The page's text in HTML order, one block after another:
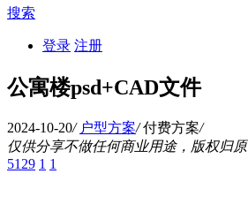
搜索
登录 注册
公寓楼psd+CAD文件
2024-10-20/ 户型方案/ 付费方案/
仅供分享不做任何商业用途，版权归原
5129 1 1